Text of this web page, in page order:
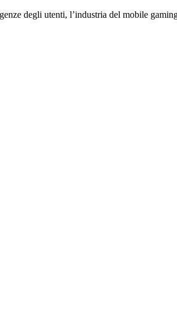
degli utenti, l’industria del mobile